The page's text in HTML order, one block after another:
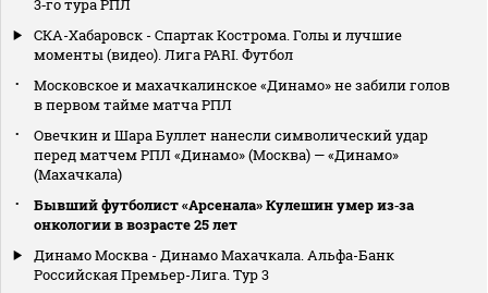
СКА-Хабаровск - Спартак Кострома. Голы и лучшие
моменты (видео). Лига PARI. Футбол
Московское и махачкалинское «Динамо» не забили голов
в первом тайме матча РПЛ
Овечкин и Шара Буллет нанесли символический удар
перед матчем РПЛ «Динамо» (Москва) — «Динамо»
(Махачкала)
Бывший футболист «Арсенала» Кулешин умер из‑за
онкологии в возрасте 25 лет
Динамо Москва - Динамо Махачкала. Альфа-Банк
Российская Премьер-Лига. Тур 3